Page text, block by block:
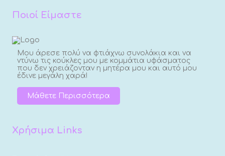
Ποιοί Είμαστε
Μου άρεσε πολύ να φτιάχνω συνολάκια και να
ντύνω τις κούκλες μου με κομμάτια υφάσματος
που δεν χρειάζονταν η μητέρα μου και αυτό μου
έδινε μεγάλη χαρά!
Μάθετε Περισσότερα
Χρήσιμα Links